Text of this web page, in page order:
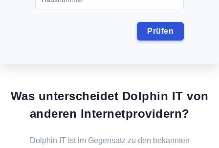
Was unterscheidet Dolphin IT von
anderen Internetprovidern?
Dolphin IT ist im Gegensatz zu den bekannten